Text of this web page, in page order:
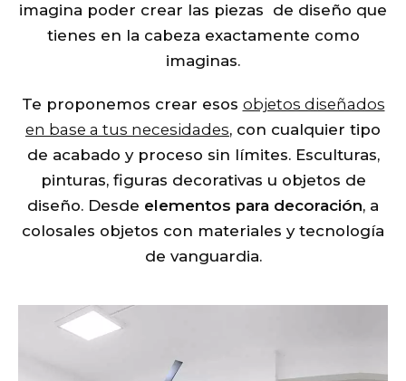
imagina poder crear las piezas de diseño que
tienes en la cabeza exactamente como
imaginas.
Te proponemos crear esos objetos diseñados
en base a tus necesidades, con cualquier tipo
de acabado y proceso sin límites. Esculturas,
pinturas, figuras decorativas u objetos de
diseño. Desde elementos para decoración, a
colosales objetos con materiales y tecnología
de vanguardia.